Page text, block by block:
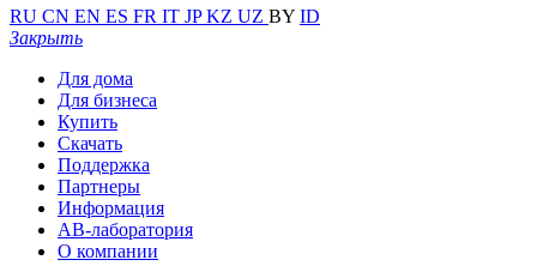
RU CN EN ES FR IT JPKZ UZ BY ID
Закрыть
Для дома
Для бизнеса
Купить
Скачать
Поддержка
Партнеры
Информация
АВ-лаборатория
О компании